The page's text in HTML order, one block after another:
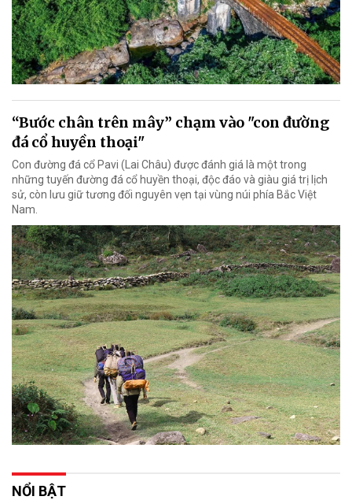
“Bước chân trên mây” chạm vào "con đường
đá cổ huyền thoại"
Con đường đá cổ Pavi (Lai Châu) được đánh giá là một trong
những tuyến đường đá cổ huyền thoại, độc đáo và giàu giá trị lịch
sử, còn lưu giữ tương đối nguyên vẹn tại vùng núi phía Bắc Việt
Nam.
NỔI BẬT